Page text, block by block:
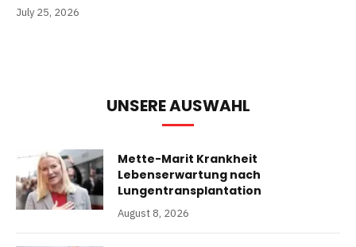
July 25, 2026
UNSERE AUSWAHL
Mette-Marit Krankheit
Lebenserwartung nach
Lungentransplantation
August 8, 2026